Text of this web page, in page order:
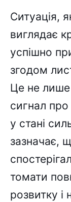
Ситуація,
виглядає
успішно
згодом
Це не лише
сигнал
у стані
зазначає,
томати
розвитку